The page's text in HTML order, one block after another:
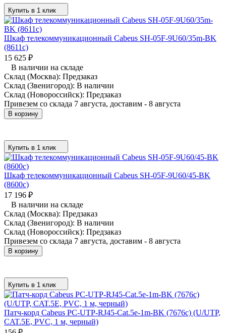
Купить в 1 клик
Шкаф телекоммуникационный Cabeus SH-05F-9U60/35m-BK
(8611c)
15 625 ₽
В наличии на складе
Склад (Москва): Предзаказ
Склад (Звенигород): В наличии
Склад (Новороссийск): Предзаказ
Привезем со склада 7 августа, доставим - 8 августа
В корзину
Купить в 1 клик
Шкаф телекоммуникационный Cabeus SH-05F-9U60/45-BK
(8600c)
17 196 ₽
В наличии на складе
Склад (Москва): Предзаказ
Склад (Звенигород): В наличии
Склад (Новороссийск): Предзаказ
Привезем со склада 7 августа, доставим - 8 августа
В корзину
Купить в 1 клик
Патч-корд Cabeus PC-UTP-RJ45-Cat.5e-1m-BK (7676c) (U/UTP,
CAT.5E, PVC, 1 м, черный)